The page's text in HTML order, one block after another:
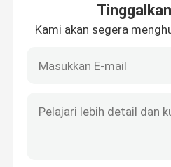
Kacamata Balap
Kacamata Olahraga
Kacamata Keselamatan
Kami akan segera